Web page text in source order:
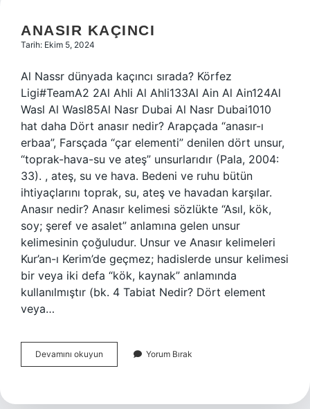
ANASIR KAÇINCI
Tarih: Ekim 5, 2024
Al Nassr dünyada kaçıncı sırada? Körfez
Ligi#TeamA2 2Al Ahli Al Ahli133Al Ain Al Ain124Al
Wasl Al Wasl85Al Nasr Dubai Al Nasr Dubai1010
hat daha Dört anasır nedir? Arapçada “anasır-ı
erbaa”, Farsçada “çar elementi” denilen dört unsur,
“toprak-hava-su ve ateş” unsurlarıdır (Pala, 2004:
33). , ateş, su ve hava. Bedeni ve ruhu bütün
ihtiyaçlarını toprak, su, ateş ve havadan karşılar.
Anasır nedir? Anasır kelimesi sözlükte “Asıl, kök,
soy; şeref ve asalet” anlamına gelen unsur
kelimesinin çoğuludur. Unsur ve Anasır kelimeleri
Kur’an-ı Kerim’de geçmez; hadislerde unsur kelimesi
bir veya iki defa “kök, kaynak” anlamında
kullanılmıştır (bk. 4 Tabiat Nedir? Dört element
veya…
Devamını okuyun
Kaçıncı
Yorum Bırak